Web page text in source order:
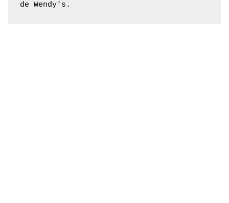
de Wendy's.